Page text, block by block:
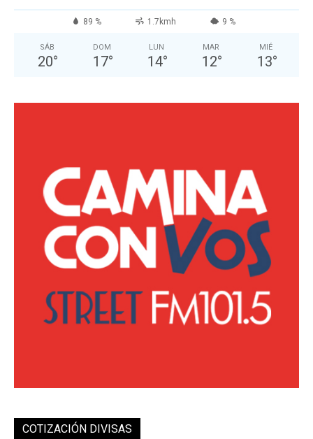
89 % 1.7kmh 9 %
SÁB
20°
DOM
17°
LUN
14°
MAR
12°
MIÉ
13°
COTIZACIÓN DIVISAS